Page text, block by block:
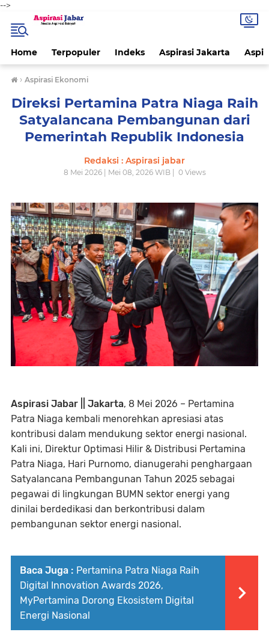
-->
Home Terpopuler Indeks Aspirasi Jakarta
› Aspirasi Ekonomi
Direksi Pertamina Patra Niaga Raih
Satyalancana Pembangunan dari
Pemerintah Republik Indonesia
Redaksi : Aspirasi jabar
8 Mei 2026 | Mei 08, 2026 WIB | 0Views
Aspirasi Jabar || Jakarta, 8 Mei 2026 – Pertamina
Patra Niaga kembali menorehkan apresiasi atas
kontribusi dalam mendukung sektor energi nasional.
Kali ini, Direktur Optimasi Hilir & Distribusi Pertamina
Patra Niaga, Hari Purnomo, dianugerahi penghargaan
Satyalancana Pembangunan Tahun 2025 sebagai
pegawai di lingkungan BUMN sektor energi yang
dinilai berdedikasi dan berkontribusi dalam
pembangunan sektor energi nasional.
Baca Juga : Pertamina Patra Niaga Raih
Digital Innovation Awards 2026,
MyPertamina Dorong Ekosistem Digital
Energi Nasional